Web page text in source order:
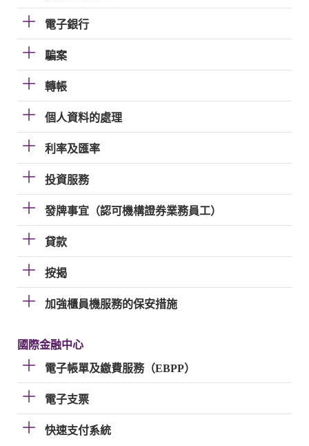
電子銀行
騙案
轉帳
個人資料的處理
利率及匯率
投資服務
發牌事宜（認可機構證券業務員工）
貸款
按揭
加強櫃員機服務的保安措施
國際金融中心
電子帳單及繳費服務（EBPP）
電子支票
快速支付系統